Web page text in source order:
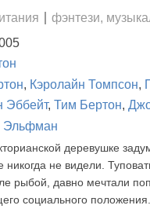
фэнтези,
, Кэролайн Томпсон,
Эббейт, Тим Бертон,
Эльфман
деревушке
никогда не видели.
рыбой, давно мечтали
социального